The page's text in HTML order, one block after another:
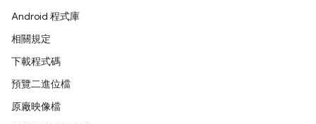
Android 程式庫
相關規定
下載程式碼
預覽二進位檔
原廠映像檔